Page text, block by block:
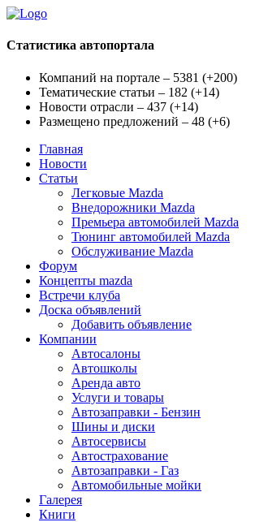
Статистика автопортала
Компаний на портале – 5381 (+200)
Тематические статьи – 182 (+14)
Новости отрасли – 437 (+14)
Размещено предложений – 48 (+6)
Главная
Новости
Статьи
Легковые Mazda
Внедорожники Mazda
Премьера автомобилей Mazda
Тюнинг автомобилей Mazda
Обслуживание Mazda
Форум
Концепты mazda
Встречи клуба
Доска объявлений
Добавить объявление
Компании
Автосалоны
Автошколы
Аренда авто
Услуги и товары
Автозаправки - Бензин
Шины и диски
Автосервисы
Автострахование
Автозаправки - Газ
Автомобильные мойки
Галерея
Книги